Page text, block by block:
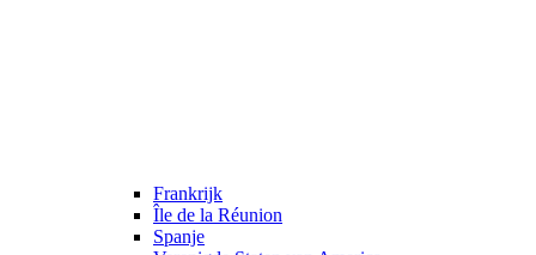
Frankrijk
Île de la Réunion
Spanje